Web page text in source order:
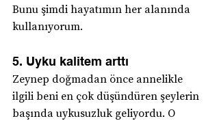
Bunu şimdi hayatımın her alanında
kullanıyorum.
5. Uyku kalitem arttı
Zeynep doğmadan önce annelikle
ilgili beni en çok düşündüren şeylerin
başında uykusuzluk geliyordu. O